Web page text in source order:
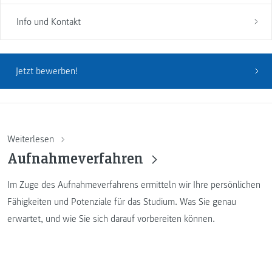
Info und Kontakt
Jetzt bewerben!
Weiterlesen
Aufnahmeverfahren
Im Zuge des Aufnahmeverfahrens ermitteln wir Ihre persönlichen
Fähigkeiten und Potenziale für das Studium. Was Sie genau
erwartet, und wie Sie sich darauf vorbereiten können.